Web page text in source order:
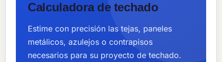
Calculadora de techado
Estime con precisión las tejas, paneles
metálicos, azulejos o contrapisos
necesarios para su proyecto de techado.